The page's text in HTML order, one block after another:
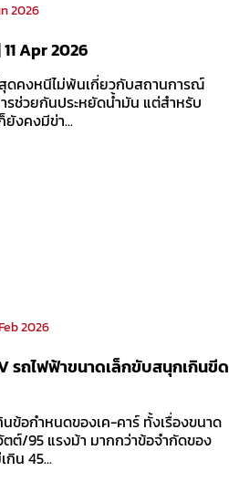
2026
Apr 2026
ดคงหนีไม่พ้นเกี่ยวกับสถานการณ์
รช่วยกันประหยัดน้ำมัน แต่สำหรับ
งคงมีข่า...
2026
รถไฟฟ้าขนาดเล็กขับสนุกเกินขีด
ข้อกำหนดของเค-คาร์ ทั้งเรื่องขนาด
ตต์/95 แรงม้า มากกว่าข้อจำกัดของ
กิน 45...